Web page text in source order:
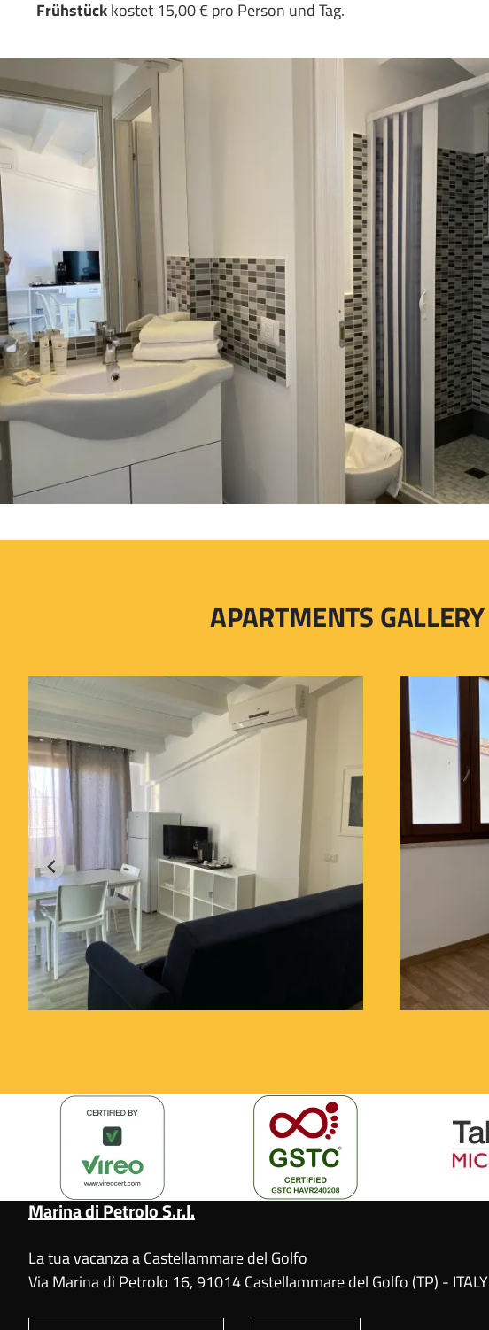
Frühstückkostet 15,00 € pro Person und Tag.
APARTMENTS GALLERY
Marina di Petrolo S.r.l.
La tua vacanza a Castellammare del Golfo
Via Marina di Petrolo 16, 91014 Castellammare del Golfo (TP) - ITALY